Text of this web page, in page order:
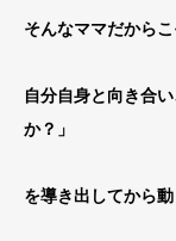
そんなママだから
自分自身と向き合
か？」
を導き出してから